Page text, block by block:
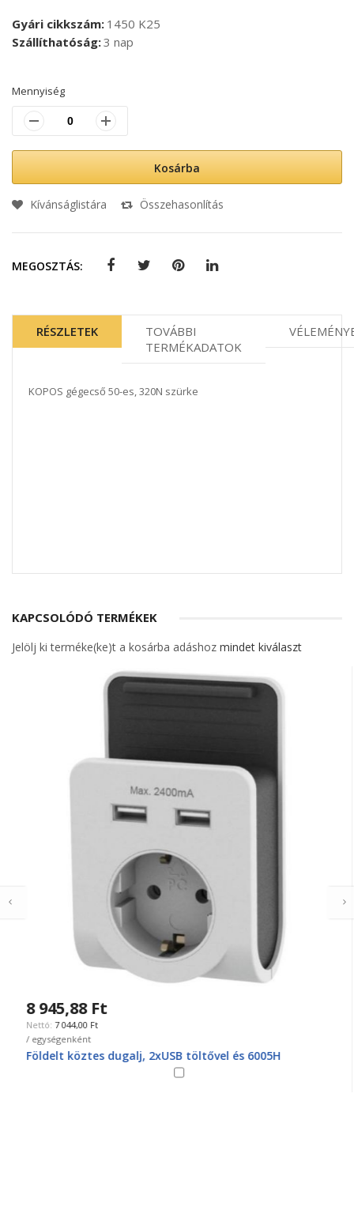
Gyári cikkszám 1450 K25
Szállíthatóság 3 nap
Mennyiség
Kosárba
Kívánságlistára Összehasonlítás
MEGOSZTÁS:
RÉSZLETEK
TOVÁBBI
TERMÉKADATOK
KOPOS gégecső 50-es, 320N szürke
KAPCSOLÓDÓ TERMÉKEK
Jelölj ki terméke(ke)t a kosárba adáshoz mindet kiválaszt
8 945,88 Ft
7 044,00 Ft
/ egységenként
Földelt köztes dugalj, 2xUSB töltővel és 6005H